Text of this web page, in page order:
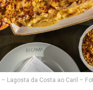
Lagosta da Costa ao Caril –